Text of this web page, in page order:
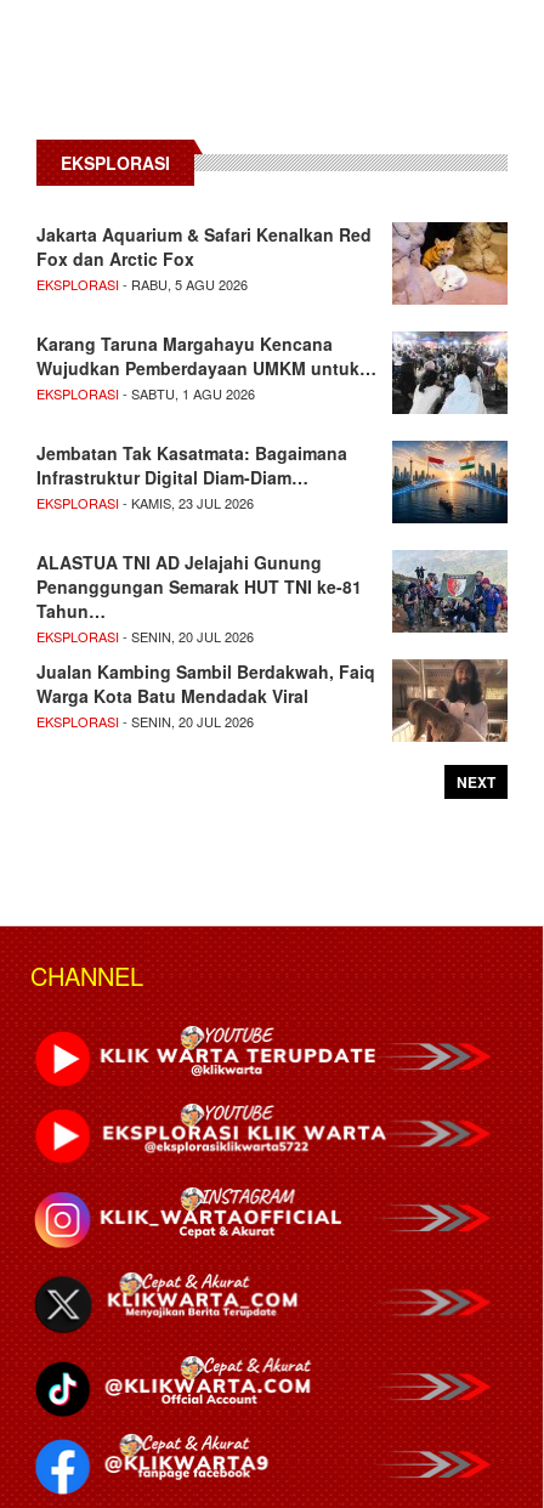
EKSPLORASI
Jakarta Aquarium & Safari Kenalkan Red
Fox dan Arctic Fox
EKSPLORASI- RABU, 5 AGU 2026
Karang Taruna Margahayu Kencana
Wujudkan Pemberdayaan UMKM untuk…
EKSPLORASI- SABTU, 1 AGU 2026
Jembatan Tak Kasatmata: Bagaimana
Infrastruktur Digital Diam-Diam…
EKSPLORASI- KAMIS, 23 JUL 2026
ALASTUA TNI AD Jelajahi Gunung
Penanggungan Semarak HUT TNI ke-81
Tahun…
EKSPLORASI- SENIN, 20 JUL 2026
Jualan Kambing Sambil Berdakwah, Faiq
Warga Kota Batu Mendadak Viral
EKSPLORASI- SENIN, 20 JUL 2026
NEXT
CHANNEL